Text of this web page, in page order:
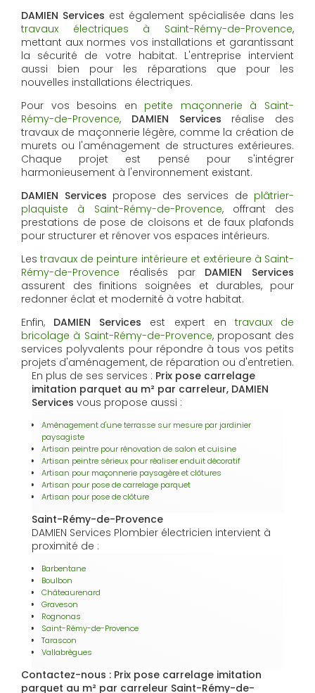
DAMIEN Services est également spécialisée dans les
travaux électriques à Saint-Rémy-de-Provence,
mettant aux normes vos installations et garantissant
la sécurité de votre habitat. L'entreprise intervient
aussi bien pour les réparations que pour les
nouvelles installations électriques.
Pour vos besoins en petite maçonnerie à Saint-
Rémy-de-Provence, DAMIEN Services réalise des
travaux de maçonnerie légère, comme la création de
murets ou l'aménagement de structures extérieures.
Chaque projet est pensé pour s'intégrer
harmonieusement à l'environnement existant.
DAMIEN Services propose des services de plâtrier-
plaquiste à Saint-Rémy-de-Provence, offrant des
prestations de pose de cloisons et de faux plafonds
pour structurer et rénover vos espaces intérieurs.
Lestravaux de peinture intérieure et extérieure à Saint-
Rémy-de-Provence réalisés par DAMIEN Services
assurent des finitions soignées et durables, pour
redonner éclat et modernité à votre habitat.
Enfin, DAMIEN Services est expert en travaux de
bricolage à Saint-Rémy-de-Provence, proposant des
services polyvalents pour répondre à tous vos petits
projets d'aménagement, de réparation ou d'entretien.
En plus de ses services : Prix pose carrelage
imitation parquet au m² par carreleur, DAMIEN
Services vous propose aussi :
Aménagement d'une terrasse sur mesure par jardinier
paysagiste
Artisan peintre pour rénovation de salon et cuisine
Artisan peintre sérieux pour réaliser enduit décoratif
Artisan pour maçonnerie paysagère et clôtures
Artisan pour pose de carrelage parquet
Artisan pour pose de clôture
Saint-Rémy-de-Provence
DAMIEN Services Plombier électricien intervient à
proximité de :
Barbentane
Boulbon
Châteaurenard
Graveson
Rognonas
Saint-Rémy-de-Provence
Tarascon
Vallabrègues
Contactez-nous : Prix pose carrelage imitation
parquet au m² par carreleur Saint-Rémy-de-